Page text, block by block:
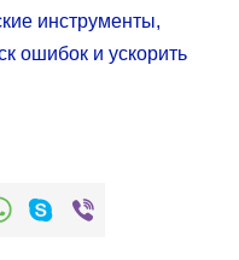
инструменты,
ошибок и ускорить